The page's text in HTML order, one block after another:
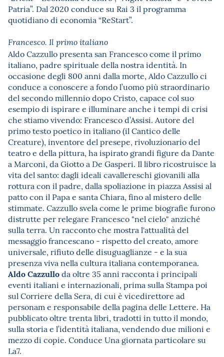
Patria”. Dal 2020 conduce su Rai 3 il programma
quotidiano di economia “ReStart”.
Francesco. Il primo italiano
Aldo Cazzullo presenta san Francesco come il primo
italiano, padre spirituale della nostra identità. In
occasione degli 800 anni dalla morte, Aldo Cazzullo ci
conduce a conoscere a fondo l’uomo più straordinario
del secondo millennio dopo Cristo, capace col suo
esempio di ispirare e illuminare anche i tempi di crisi
che stiamo vivendo: Francesco d’Assisi. Autore del
primo testo poetico in italiano (il Cantico delle
Creature), inventore del presepe, rivoluzionario del
teatro e della pittura, ha ispirato grandi figure da Dante
a Marconi, da Giotto a De Gasperi. Il libro ricostruisce la
vita del santo: dagli ideali cavallereschi giovanili alla
rottura con il padre, dalla spoliazione in piazza Assisi al
patto con il Papa e santa Chiara, fino al mistero delle
stimmate. Cazzullo svela come le prime biografie furono
distrutte per relegare Francesco "nel cielo" anziché
sulla terra. Un racconto che mostra l'attualità del
messaggio francescano - rispetto del creato, amore
universale, rifiuto delle disuguaglianze - e la sua
presenza viva nella cultura italiana contemporanea.
Aldo Cazzulloda oltre 35 anni racconta i principali
eventi italiani e internazionali, prima sulla Stampa poi
sul Corriere della Sera, di cui è vicedirettore ad
personam e responsabile della pagina delle Lettere. Ha
pubblicato oltre trenta libri, tradotti in tutto il mondo,
sulla storia e l’identità italiana, vendendo due milioni e
mezzo di copie. Conduce Una giornata particolare su
La7.